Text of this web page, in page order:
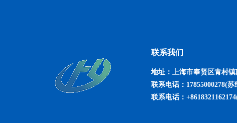
联系我们
地址：上海市奉贤区青村镇
联系电话：17855000278(苏
联系电话：